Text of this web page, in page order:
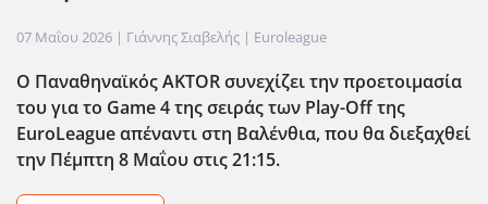
07 Μαΐου 2026 | Γιάννης Σιαβελής | Euroleague
Ο Παναθηναϊκός AKTOR συνεχίζει την προετοιμασία
του για το Game 4 της σειράς των Play-Off της
EuroLeague απέναντι στη Βαλένθια, που θα διεξαχθεί
την Πέμπτη 8 Μαΐου στις 21:15.